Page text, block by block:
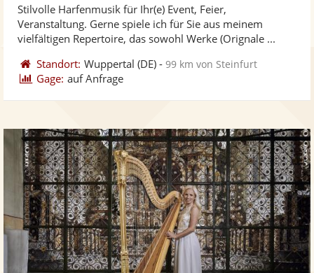
Stilvolle Harfenmusik für Ihr(e) Event, Feier,
Veranstaltung. Gerne spiele ich für Sie aus meinem
vielfältigen Repertoire, das sowohl Werke (Orignale ...
Standort: Wuppertal (DE) -99 km von Steinfurt
Gage: auf Anfrage